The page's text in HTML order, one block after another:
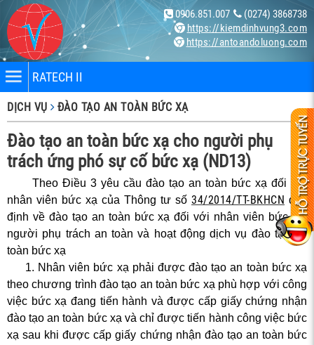
(0274) 3868738
0906.851.007
https://kiemdinhvung3.com
https://antoandoluong.com
X-
xạ,
RATECH II
DỊCH VỤ ĐÀO TẠO AN TOÀN BỨC XẠ
Đào tạo an toàn bức xạ cho người phụ
trách ứng phó sự cố bức xạ (ND13)
Theo Điều 3 yêu cầu đào tạo an toàn bức xạ đối với
nhân viên bức xạ của Thông tư số 34/2014/TT-BKHCN quy
định về đào tạo an toàn bức xạ đối với nhân viên bức xạ,
người phụ trách an toàn và hoạt động dịch vụ đào tạo an
toàn bức xạ
1. Nhân viên bức xạ phải được đào tạo an toàn bức xạ
theo chương trình đào tạo an toàn bức xạ phù hợp với công
việc bức xạ đang tiến hành và được cấp giấy chứng nhận
đào tạo an toàn bức xạ và chỉ được tiến hành công việc bức
xạ sau khi được cấp giấy chứng nhận đào tạo an toàn bức